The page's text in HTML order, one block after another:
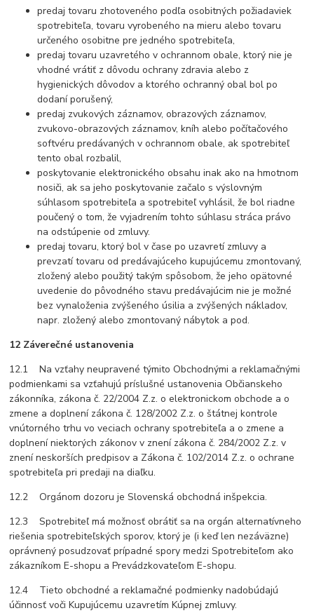
predaj tovaru zhotoveného podľa osobitných požiadaviek
spotrebiteľa, tovaru vyrobeného na mieru alebo tovaru
určeného osobitne pre jedného spotrebiteľa,
predaj tovaru uzavretého v ochrannom obale, ktorý nie je
vhodné vrátiť z dôvodu ochrany zdravia alebo z
hygienických dôvodov a ktorého ochranný obal bol po
dodaní porušený,
predaj zvukových záznamov, obrazových záznamov,
zvukovo-obrazových záznamov, kníh alebo počítačového
softvéru predávaných v ochrannom obale, ak spotrebiteľ
tento obal rozbalil,
poskytovanie elektronického obsahu inak ako na hmotnom
nosiči, ak sa jeho poskytovanie začalo s výslovným
súhlasom spotrebiteľa a spotrebiteľ vyhlásil, že bol riadne
poučený o tom, že vyjadrením tohto súhlasu stráca právo
na odstúpenie od zmluvy.
predaj tovaru, ktorý bol v čase po uzavretí zmluvy a
prevzatí tovaru od predávajúceho kupujúcemu zmontovaný,
zložený alebo použitý takým spôsobom, že jeho opätovné
uvedenie do pôvodného stavu predávajúcim nie je možné
bez vynaloženia zvýšeného úsilia a zvýšených nákladov,
napr. zložený alebo zmontovaný nábytok a pod.
12 Záverečné ustanovenia
12.1 Na vzťahy neupravené týmito Obchodnými a reklamačnými
podmienkami sa vzťahujú príslušné ustanovenia Občianskeho
zákonníka, zákona č. 22/2004 Z.z. o elektronickom obchode a o
zmene a doplnení zákona č. 128/2002 Z.z. o štátnej kontrole
vnútorného trhu vo veciach ochrany spotrebiteľa a o zmene a
doplnení niektorých zákonov v znení zákona č. 284/2002 Z.z. v
znení neskorších predpisov a Zákona č. 102/2014 Z.z. o ochrane
spotrebiteľa pri predaji na diaľku.
12.2 Orgánom dozoru je Slovenská obchodná inšpekcia.
12.3 Spotrebiteľ má možnosť obrátiť sa na orgán alternatívneho
riešenia spotrebiteľských sporov, ktorý je (i keď len nezáväzne)
oprávnený posudzovať prípadné spory medzi Spotrebiteľom ako
zákazníkom E-shopu a Prevádzkovateľom E-shopu.
12.4 Tieto obchodné a reklamačné podmienky nadobúdajú
účinnosť voči Kupujúcemu uzavretím Kúpnej zmluvy.